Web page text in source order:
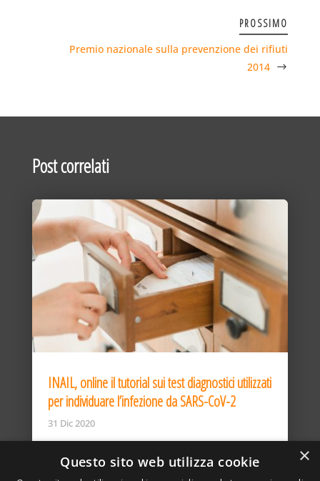
PROSSIMO
Premio nazionale sulla prevenzione dei rifiuti
2014
Post correlati
INAIL, online il tutorial sui test diagnostici utilizzati
per individuare l’infezione da SARS-CoV-2
31 Dic 2020
×
Questo sito web utilizza cookie